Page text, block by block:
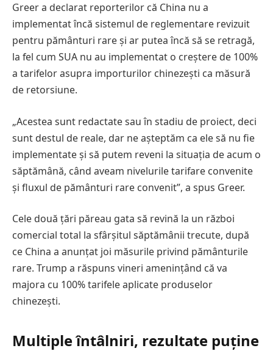
Greer a declarat reporterilor că China nu a
implementat încă sistemul de reglementare revizuit
pentru pământuri rare și ar putea încă să se retragă,
la fel cum SUA nu au implementat o creștere de 100%
a tarifelor asupra importurilor chinezești ca măsură
de retorsiune.
„Acestea sunt redactate sau în stadiu de proiect, deci
sunt destul de reale, dar ne așteptăm ca ele să nu fie
implementate și să putem reveni la situația de acum o
săptămână, când aveam nivelurile tarifare convenite
și fluxul de pământuri rare convenit”, a spus Greer.
Cele două țări păreau gata să revină la un război
comercial total la sfârșitul săptămânii trecute, după
ce China a anunțat joi măsurile privind pământurile
rare. Trump a răspuns vineri amenințând că va
majora cu 100% tarifele aplicate produselor
chinezești.
Multiple întâlniri, rezultate puține